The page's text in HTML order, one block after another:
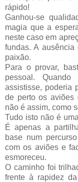
rápido!
Ganhou-se
magia que a
neste caso em
fundas. A
paixão.
Para o provar,
pessoal.
assistisse, poderia
de perto os aviões
não é assim, como
Tudo isto não é
É apenas a
base num
com os aviões e
esmoreceu.
O caminho foi
frente à rapidez